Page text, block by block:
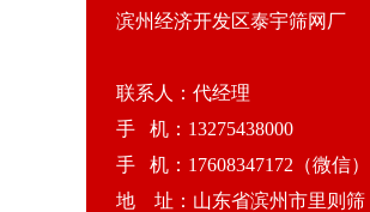
滨州经济开发区泰宇筛网厂
联系人：代经理
手 机：13275438000
手 机：17608347172（微信）
地 址：山东省滨州市里则筛